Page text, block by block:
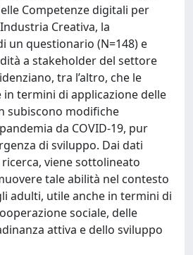
Competenze digitali per
Creativa, la
un questionario (N=148) e
a stakeholder del settore
tra l’altro, che le
in termini di applicazione delle
subiscono modifiche
da COVID-19, pur
di sviluppo. Dai dati
viene sottolineato
tale abilità nel contesto
adulti, utile anche in termini di
sociale, delle
attiva e dello sviluppo